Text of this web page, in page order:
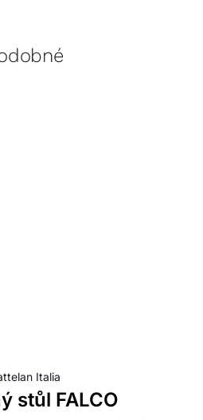
Italia
stůl FALCO